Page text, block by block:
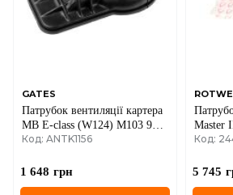
GATES
Патрубок вентиляції картера
MB E-class (W124) M103 93-
95
Код: ANTK1156
1 648 грн
Master
2.3dCi
Код:
5 745